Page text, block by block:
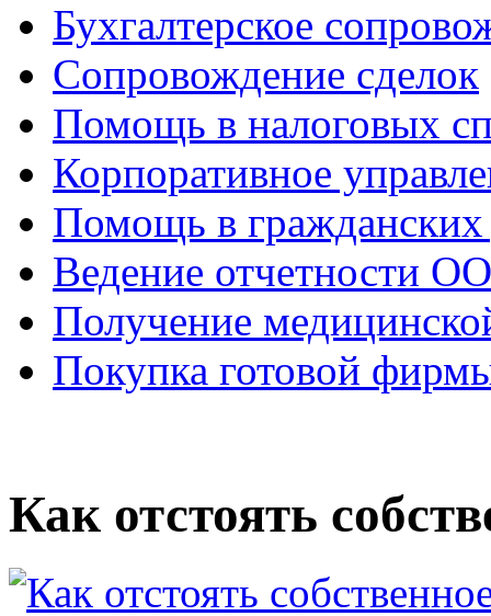
Бухгалтерское
Сопровождение сделок
Помощь в налоговых
Корпоративное
Помощь в гражданских
Ведение отчетности
Получение
Покупка готовой
Как отстоять